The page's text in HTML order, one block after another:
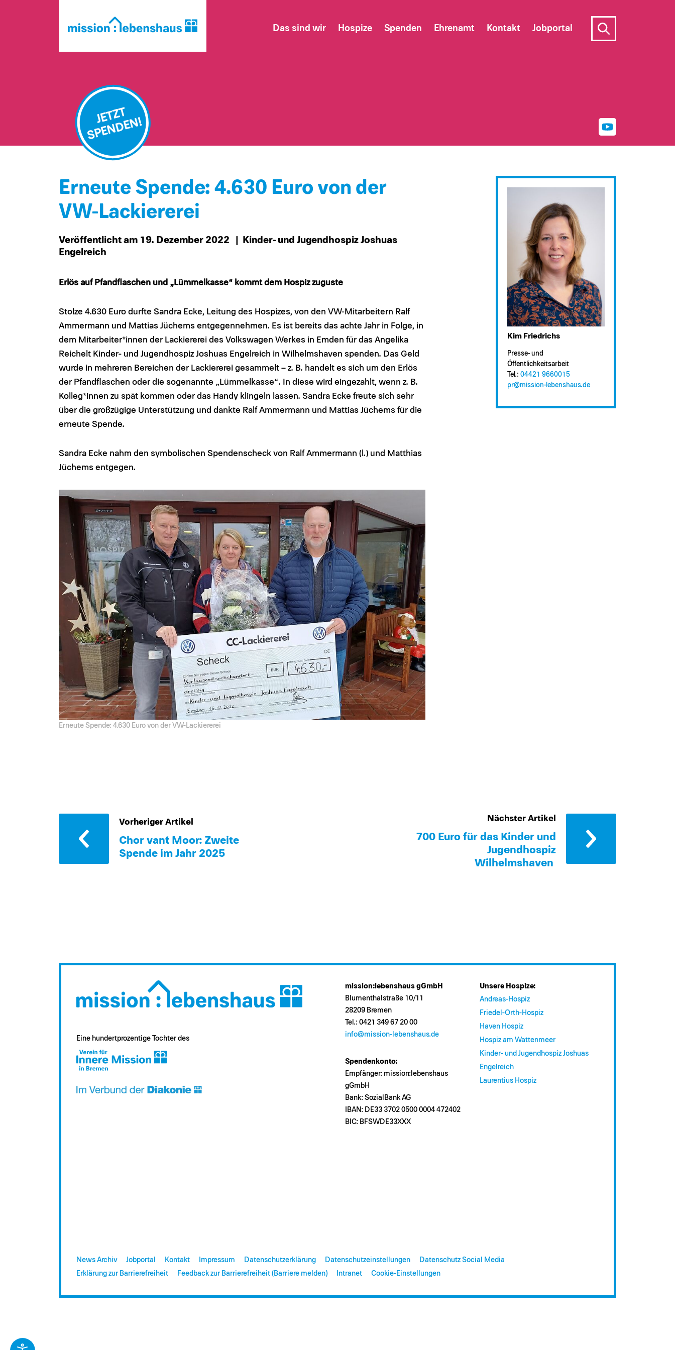
JETZT
SPENDEN!
Erneute Spende: 4.630 Euro von der
VW-Lackiererei
Veröffentlicht am 19. Dezember 2022
| Kinder- und Jugendhospiz Joshuas
Engelreich
Erlös auf Pfandflaschen und „Lümmelkasse“ kommt dem Hospiz zuguste
Stolze 4.630 Euro durfte Sandra Ecke, Leitung des Hospizes, von den VW-Mitarbeitern Ralf
Ammermann und Mattias Jüchems entgegennehmen. Es ist bereits das achte Jahr in Folge, in
dem Mitarbeiter*innen der Lackiererei des Volkswagen Werkes in Emden für das Angelika
Reichelt Kinder- und Jugendhospiz Joshuas Engelreich in Wilhelmshaven spenden. Das Geld
wurde in mehreren Bereichen der Lackiererei gesammelt – z. B. handelt es sich um den Erlös
der Pfandflaschen oder die sogenannte „Lümmelkasse“. In diese wird eingezahlt, wenn z. B.
Kolleg*innen zu spät kommen oder das Handy klingeln lassen. Sandra Ecke freute sich sehr
über die großzügige Unterstützung und dankte Ralf Ammermann und Mattias Jüchems für die
erneute Spende.
Sandra Ecke nahm den symbolischen Spendenscheck von Ralf Ammermann (l.) und Matthias
Jüchems entgegen.
Erneute Spende: 4.630 Euro von der VW-Lackiererei
Kim Friedrichs
Presse- und
Öffentlichkeitsarbeit
Tel.: 04421 9660015
pr@​mission-lebenshaus.de
Vorheriger Artikel
Chor van´t Moor: Zweite
Spende im Jahr 2025
Nächster Artikel
700 Euro für das Kinder und
Jugendhospiz
Wilhelmshaven
Eine hundertprozentige Tochter des
mission:lebenshaus gGmbH
Blumenthalstraße 10/11
28209 Bremen
Tel.: 0421 349 67 20 00
info@mission-lebenshaus.de
Spendenkonto:
Empfänger: mission:lebenshaus
gGmbH
Bank: SozialBank AG
IBAN: DE33 3702 0500 0004 472402
BIC: BFSWDE33XXX
Unsere Hospize:
Andreas-Hospiz
Friedel-Orth-Hospiz
Haven Hospiz
Hospiz am Wattenmeer
Kinder- und Jugendhospiz Joshuas
Engelreich
Laurentius Hospiz
News Archiv Jobportal Kontakt Impressum Datenschutzerklärung Datenschutzeinstellungen
Datenschutz Social Media
Erklärung zur Barrierefreiheit
Feedback zur Barrierefreiheit (Barriere melden) Intranet Cookie-Einstellungen
Das sind wir Hospize Spenden Ehrenamt Kontakt Jobportal